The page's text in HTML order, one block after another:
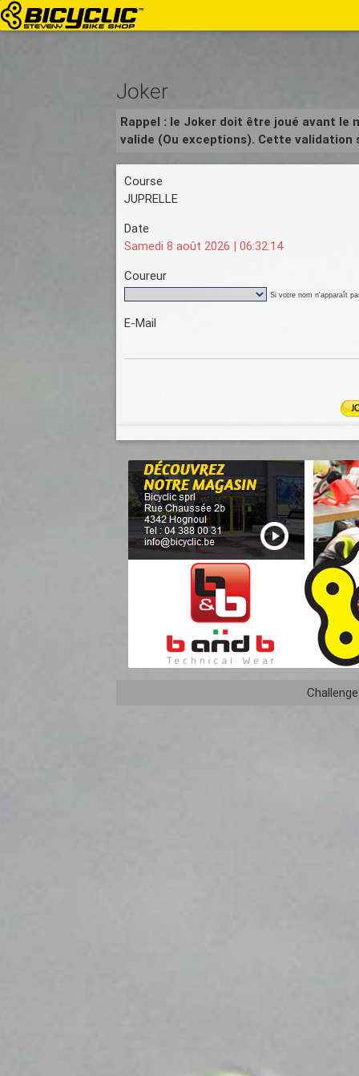
Joker
Rappel : le Joker doit être joué avant
valide (Ou exceptions). Cette
Course
JUPRELLE
Date
Samedi 8 août 2026 | 06:32:15
Coureur
Si votre nom n'apparaît
E-Mail